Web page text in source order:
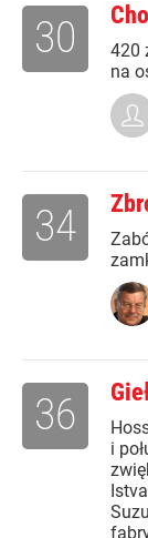
420
na
30
34
i
36